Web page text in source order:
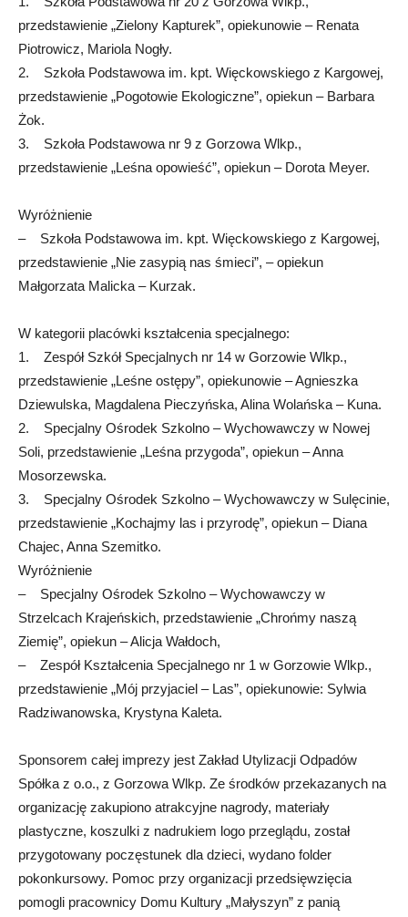
przedstawienie „Zielony Kapturek”, opiekunowie – Renata
Piotrowicz, Mariola Nogły.
2. Szkoła Podstawowa im. kpt. Więckowskiego z Kargowej,
przedstawienie „Pogotowie Ekologiczne”, opiekun – Barbara
Żok.
3. Szkoła Podstawowa nr 9 z Gorzowa Wlkp.,
przedstawienie „Leśna opowieść”, opiekun – Dorota Meyer.
Wyróżnienie
– Szkoła Podstawowa im. kpt. Więckowskiego z Kargowej,
przedstawienie „Nie zasypią nas śmieci”, – opiekun
Małgorzata Malicka – Kurzak.
W kategorii placówki kształcenia specjalnego:
1. Zespół Szkół Specjalnych nr 14 w Gorzowie Wlkp.,
przedstawienie „Leśne ostępy”, opiekunowie – Agnieszka
Dziewulska, Magdalena Pieczyńska, Alina Wolańska – Kuna.
2. Specjalny Ośrodek Szkolno – Wychowawczy w Nowej
Soli, przedstawienie „Leśna przygoda”, opiekun – Anna
Mosorzewska.
3. Specjalny Ośrodek Szkolno – Wychowawczy w Sulęcinie,
przedstawienie „Kochajmy las i przyrodę”, opiekun – Diana
Chajec, Anna Szemitko.
Wyróżnienie
– Specjalny Ośrodek Szkolno – Wychowawczy w
Strzelcach Krajeńskich, przedstawienie „Chrońmy naszą
Ziemię”, opiekun – Alicja Wałdoch,
– Zespół Kształcenia Specjalnego nr 1 w Gorzowie Wlkp.,
przedstawienie „Mój przyjaciel – Las”, opiekunowie: Sylwia
Radziwanowska, Krystyna Kaleta.
Sponsorem całej imprezy jest Zakład Utylizacji Odpadów
Spółka z o.o., z Gorzowa Wlkp. Ze środków przekazanych na
organizację zakupiono atrakcyjne nagrody, materiały
plastyczne, koszulki z nadrukiem logo przeglądu, został
przygotowany poczęstunek dla dzieci, wydano folder
pokonkursowy. Pomoc przy organizacji przedsięwzięcia
pomogli pracownicy Domu Kultury „Małyszyn” z panią